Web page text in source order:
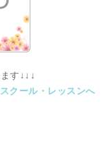
す↓↓↓